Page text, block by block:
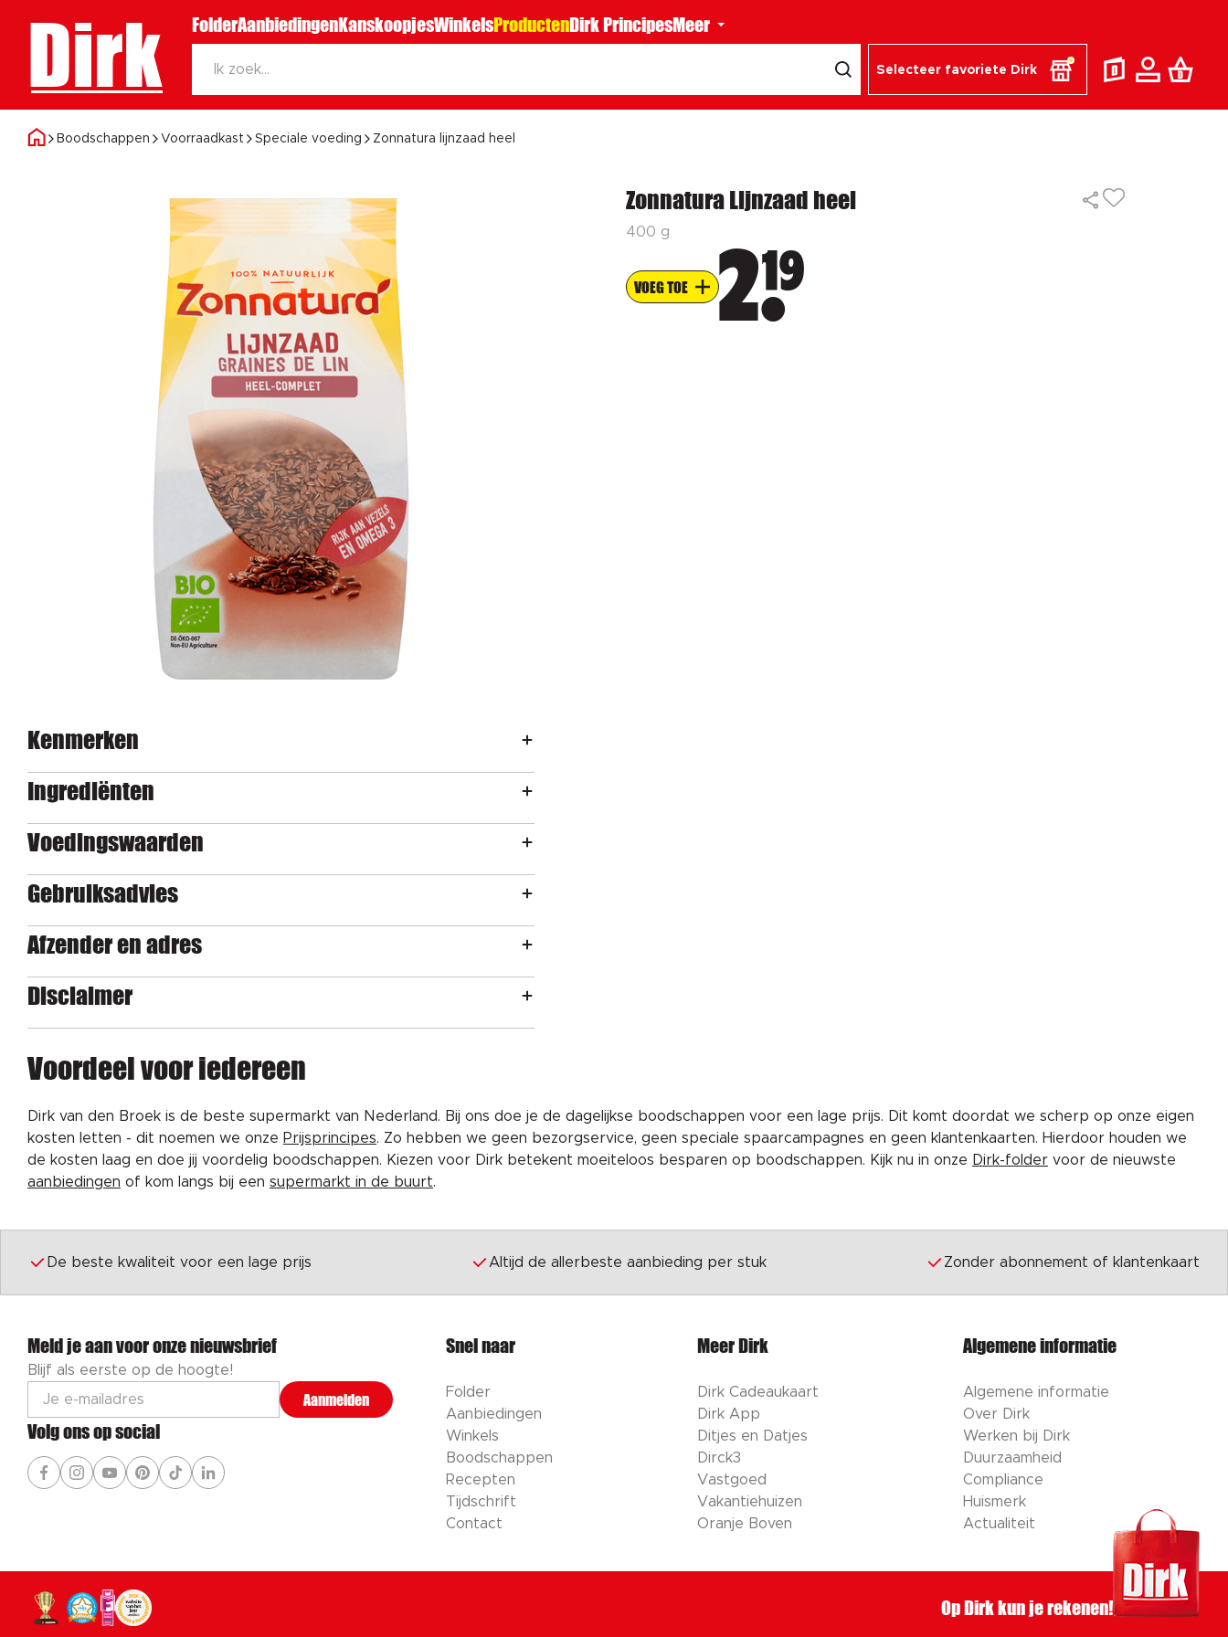
Dirk FolderAanbiedingenKanskoopjesWinkelsProductenDirk PrincipesMeer
Selecteer favoriete Dirk
Boodschappen Voorraadkast Speciale voeding Zonnatura lijnzaad heel
Zonnatura Lijnzaad heel
400 g
VOEG TOE 219
Kenmerken
Ingrediënten
Voedingswaarden
Gebruiksadvies
Afzender en adres
Disclaimer
Voordeel voor iedereen
Dirk van den Broek is de beste supermarkt van Nederland. Bij ons doe je de dagelijkse boodschappen voor een lage prijs. Dit komt doordat we scherp op onze eigen
kosten letten - dit noemen we onze Prijsprincipes. Zo hebben we geen bezorgservice, geen speciale spaarcampagnes en geen klantenkaarten. Hierdoor houden we
de kosten laag en doe jij voordelig boodschappen. Kiezen voor Dirk betekent moeiteloos besparen op boodschappen. Kijk nu in onze Dirk-folder voor de nieuwste
aanbiedingen of kom langs bij een supermarkt in de buurt.
De beste kwaliteit voor een lage prijs Altijd de allerbeste aanbieding per stuk Zonder abonnement of klantenkaart
Meld je aan voor onze nieuwsbrief
Blijf als eerste op de hoogte!
Aanmelden
Volg ons op social
Snel naar
Folder
Aanbiedingen
Winkels
Boodschappen
Recepten
Tijdschrift
Contact
Meer Dirk
Dirk Cadeaukaart
Dirk App
Ditjes en Datjes
Dirck3
Vastgoed
Vakantiehuizen
Oranje Boven
Algemene informatie
Algemene informatie
Over Dirk
Werken bij Dirk
Duurzaamheid
Compliance
Huismerk
Actualiteit
Op Dirk kun je rekenen!